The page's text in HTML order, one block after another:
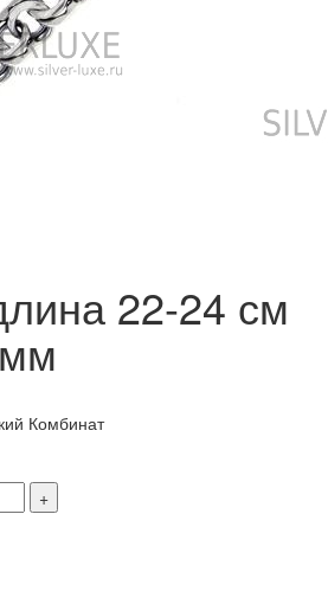
22-24 см
Комбинат
+